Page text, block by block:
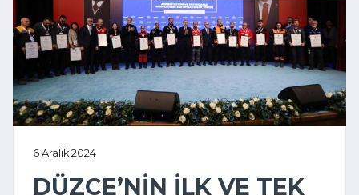
6 Aralık 2024
DÜZCE’NİN İLK VE TEK